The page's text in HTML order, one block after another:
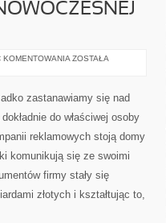
KOMENTOWANIA DOMY
ROLA
W
REKLAMIE
ZOSTAŁA
zastanawiamy się nad
do właściwej osoby
reklamowych stoją domy
komunikują się ze swoimi
firmy stały się
złotych i kształtując to,